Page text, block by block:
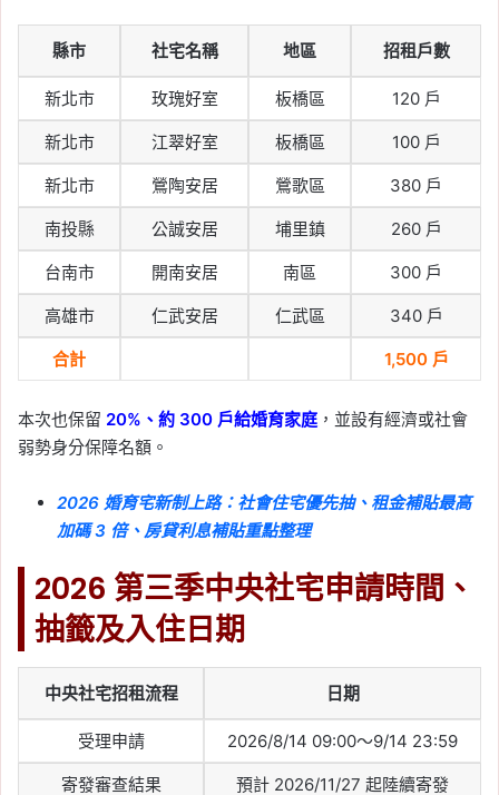
縣市 社宅名稱 地區 招租戶數
新北市 玫瑰好室 板橋區 120 戶
新北市 江翠好室 板橋區 100 戶
新北市 鶯陶安居 鶯歌區 380 戶
南投縣 公誠安居 埔里鎮 260 戶
台南市 開南安居 南區 300 戶
高雄市 仁武安居 仁武區 340 戶
合計 1,500 戶
本次也保留 20%、約 300 戶給婚育家庭 ，並設有經濟或社會
弱勢身分保障名額。
2026 婚育宅新制上路：社會住宅優先抽、租金補貼最高
加碼 3 倍、房貸利息補貼重點整理
2026 第三季中央社宅申請時間、
抽籤及入住日期
中央社宅招租流程 日期
受理申請 2026/8/14 09:00～9/14 23:59
寄發審查結果 預計 2026/11/27 起陸續寄發